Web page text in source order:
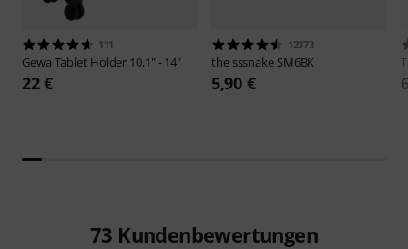
111
Gewa Tablet Holder 10,1" - 14"
22 €
12373
the sssnake SM6BK
5,90 €
73 Kundenbewertungen